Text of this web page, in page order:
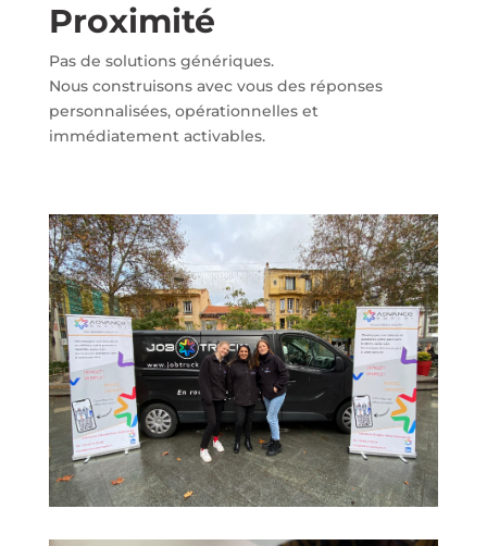
Proximité
Pas de solutions génériques.
Nous construisons avec vous des réponses
personnalisées, opérationnelles et
immédiatement activables.